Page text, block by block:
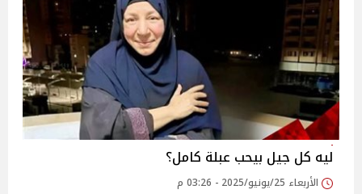
ليه كل جيل بيحب عبلة كامل؟‎
الأربعاء 25/يونيو/2025 - 03:26 م